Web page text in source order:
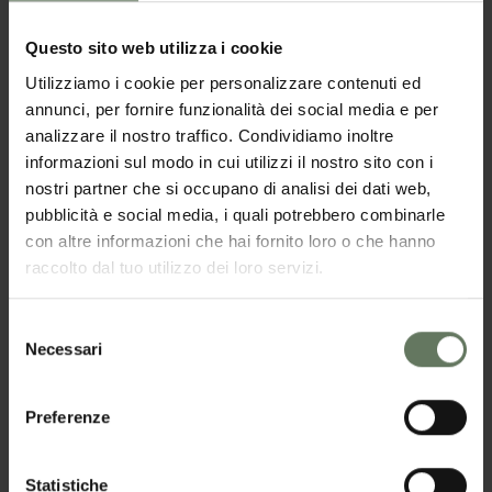
Questo sito web utilizza i cookie
Utilizziamo i cookie per personalizzare contenuti ed
annunci, per fornire funzionalità dei social media e per
analizzare il nostro traffico. Condividiamo inoltre
informazioni sul modo in cui utilizzi il nostro sito con i
nostri partner che si occupano di analisi dei dati web,
pubblicità e social media, i quali potrebbero combinarle
con altre informazioni che hai fornito loro o che hanno
raccolto dal tuo utilizzo dei loro servizi.
delNecessari
Preferenze
Statistiche